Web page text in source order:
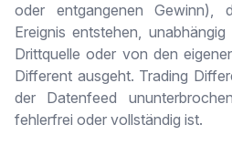
oder entgangenen Gewinn),
Ereignis entstehen,
Drittquelle oder von den
Different ausgeht. Trading
der Datenfeed
fehlerfrei oder vollständig ist.